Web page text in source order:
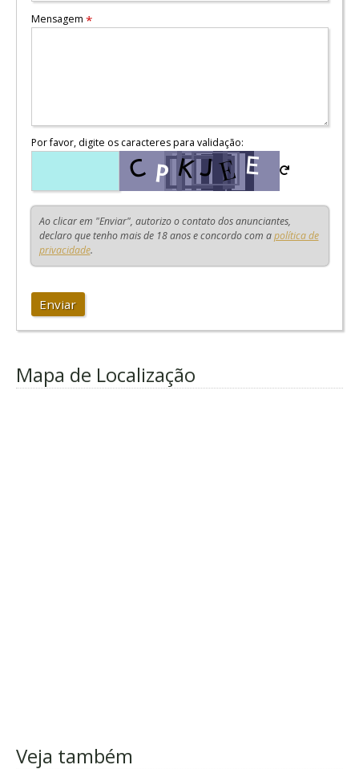
Mensagem *
Por favor, digite os caracteres para validação:
Ao clicar em "Enviar", autorizo o contato dos anunciantes,
declaro que tenho mais de 18 anos e concordo com apolítica de
privacidade.
Enviar
Mapa de Localização
Veja também